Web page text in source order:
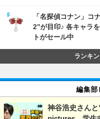
「名探偵コナン」コ
2”が目印♪ 各キャラ
トがセール中
ランキ
編集部
神谷浩史さん